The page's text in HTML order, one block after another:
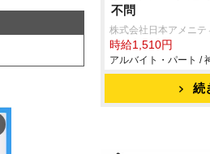
不問
株式会社日本アメニテ
時給1,510円
アルバイト・パート /
続